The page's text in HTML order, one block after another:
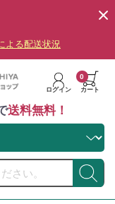
よる配送状況
ログイン カート
0
送料無料！